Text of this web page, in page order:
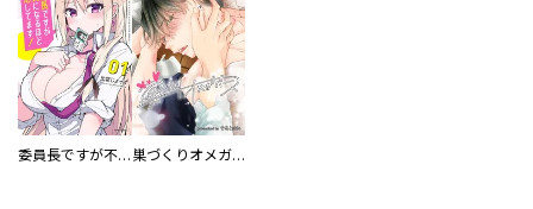
委員長ですが不良になるほど恋してます！ 巣づくりオメガバース